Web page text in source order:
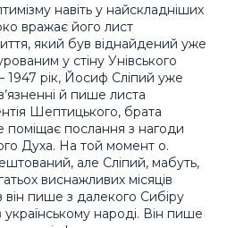
навіть у найскладніших
вражає його лист
який був віднайдений уже
у стіну Унівського
1947 рік, Йосиф Сліпий уже
й пише листа
Шептицького, брата
послання з нагоди
Духа. На той момент о.
але Сліпий, мабуть,
виснажливих місяців
він пише з далекого Сибіру
народі. Він пише